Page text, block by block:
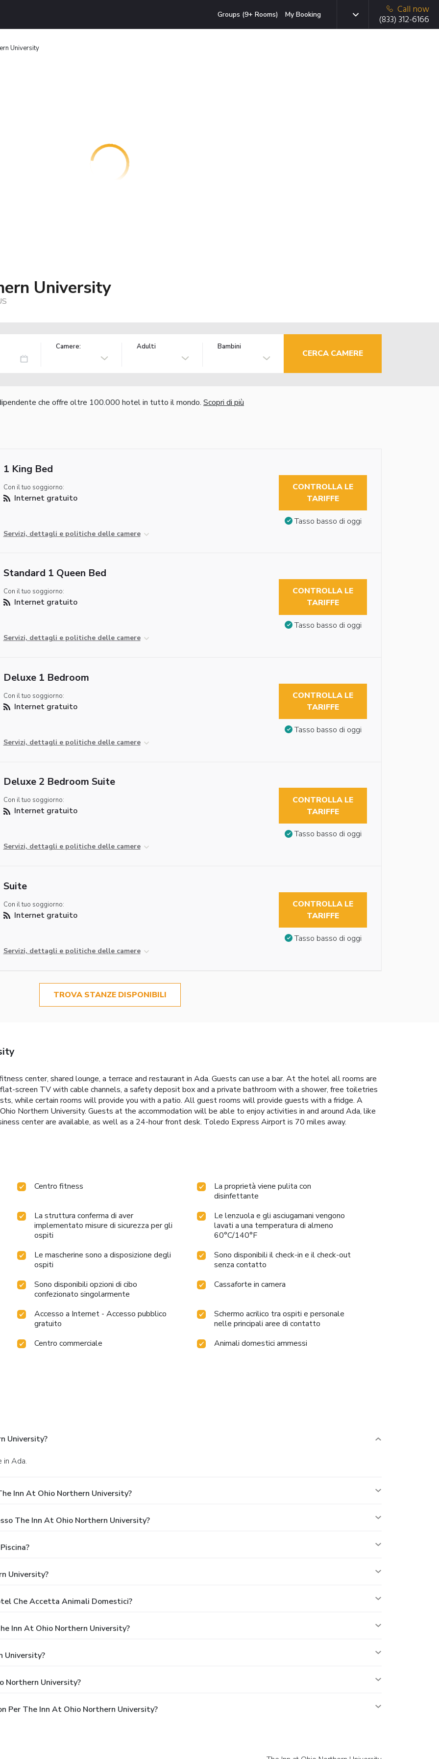
Groups (9+ Rooms) My Booking
Call now
(833) 312-6166
University
University
Camere: Adulti Bambini
CERCA CAMERE
che offre oltre 100.000 hotel in tutto il mondo. Scopri di più
1 King Bed
Con il tuo soggiorno:
Internet gratuito
Servizi, dettagli e politiche delle camere
CONTROLLA LE
TARIFFE
Tasso basso di oggi
Standard 1 Queen Bed
Con il tuo soggiorno:
Internet gratuito
Servizi, dettagli e politiche delle camere
CONTROLLA LE
TARIFFE
Tasso basso di oggi
Deluxe 1 Bedroom
Con il tuo soggiorno:
Internet gratuito
Servizi, dettagli e politiche delle camere
CONTROLLA LE
TARIFFE
Tasso basso di oggi
Deluxe 2 Bedroom Suite
Con il tuo soggiorno:
Internet gratuito
Servizi, dettagli e politiche delle camere
CONTROLLA LE
TARIFFE
Tasso basso di oggi
Suite
Con il tuo soggiorno:
Internet gratuito
Servizi, dettagli e politiche delle camere
CONTROLLA LE
TARIFFE
Tasso basso di oggi
TROVA STANZE DISPONIBILI
center, shared lounge, a terrace and restaurant in Ada. Guests can use a bar. At the hotel all rooms are
screen TV with cable channels, a safety deposit box and a private bathroom with a shower, free toiletries
while certain rooms will provide you with a patio. All guest rooms will provide guests with a fridge. A
Northern University. Guests at the accommodation will be able to enjoy activities in and around Ada, like
center are available, as well as a 24-hour front desk. Toledo Express Airport is 70 miles away.
Centro fitness
La proprietà viene pulita con
disinfettante
La struttura conferma di aver
implementato misure di sicurezza per gli
ospiti
Le lenzuola e gli asciugamani vengono
lavati a una temperatura di almeno
60°C/140°F
Le mascherine sono a disposizione degli
ospiti
Sono disponibili il check-in e il check-out
senza contatto
Sono disponibili opzioni di cibo
confezionato singolarmente
Cassaforte in camera
Accesso a Internet - Accesso pubblico
gratuito
Schermo acrilico tra ospiti e personale
nelle principali aree di contatto
Centro commerciale
Animali domestici ammessi
University?
in Ada.
Inn At Ohio Northern University?
The Inn At Ohio Northern University?
University?
Che Accetta Animali Domestici?
Inn At Ohio Northern University?
University?
Northern University?
Per The Inn At Ohio Northern University?